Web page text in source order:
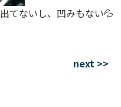
てないし、凹みもない💦
next >>